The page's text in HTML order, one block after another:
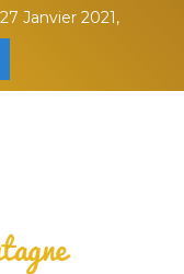
Janvier 2021,